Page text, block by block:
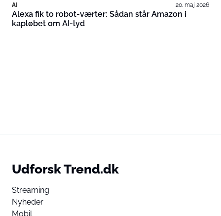
AI 20. maj 2026
Alexa fik to robot-værter: Sådan står Amazon i
kapløbet om AI-lyd
Udforsk Trend.dk
Streaming
Nyheder
Mobil